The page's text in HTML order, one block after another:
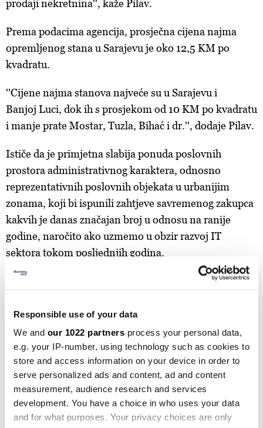
Responsible use of your data
We and our 1022 partners process your personal data,
e.g. your IP-number, using technology such as cookies to
store and access information on your device in order to
serve personalized ads and content, ad and content
measurement, audience research and services
development. You have a choice in who uses your data
and for what purposes. Your privacy choices are only
prodaji nekretnina'', kaže Pilav.
Prema podacima agencija, prosječna cijena najma
opremljenog stana u Sarajevu je oko 12,5 KM po
kvadratu.
''Cijene najma stanova najveće su u Sarajevu i
Banjoj Luci, dok ih s prosjekom od 10 KM po kvadratu
i manje prate Mostar, Tuzla, Bihać i dr.'', dodaje Pilav.
Ističe da je primjetna slabija ponuda poslovnih
prostora administrativnog karaktera, odnosno
reprezentativnih poslovnih objekata u urbanijim
zonama, koji bi ispunili zahtjeve savremenog zakupca
kakvih je danas značajan broj u odnosu na ranije
godine, naročito ako uzmemo u obzir razvoj IT
sektora tokom posljednjih godina.
velikog broja privatnih smještaja za kratkoročni
najam, te izuzetnom popunjenošću smještajnih
hotelskih i motelskih kapaciteta. Shodno tome,
predviđanja su da će i ovaj segment industrije imati
stabilan potencijal i u 2024. godini'', ističe
Husejnović.
Drugi bh. gradovi